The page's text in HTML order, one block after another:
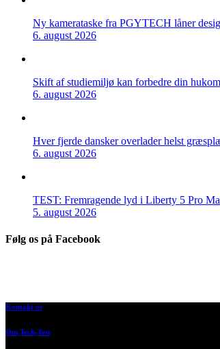
Ny kamerataske fra PGYTECH låner
6. august 2026
Skift af studiemiljø kan forbedre din
6. august 2026
Hver fjerde dansker overlader helst
6. august 2026
TEST: Fremragende lyd i Liberty 5 Pro
5. august 2026
Følg os på Facebook
Kontakt os
Om Tech-Test